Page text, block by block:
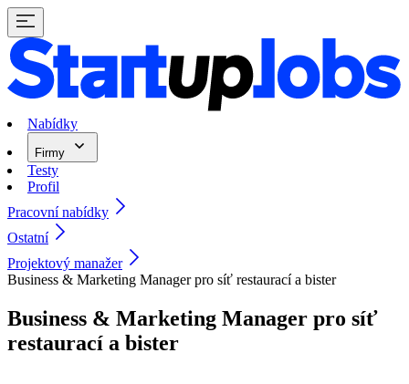
Nabídky
Firmy
Testy
Profil
Pracovní nabídky
Ostatní
Projektový manažer
Business & Marketing Manager pro síť restaurací a bister
Business & Marketing Manager pro síť
restaurací a bister